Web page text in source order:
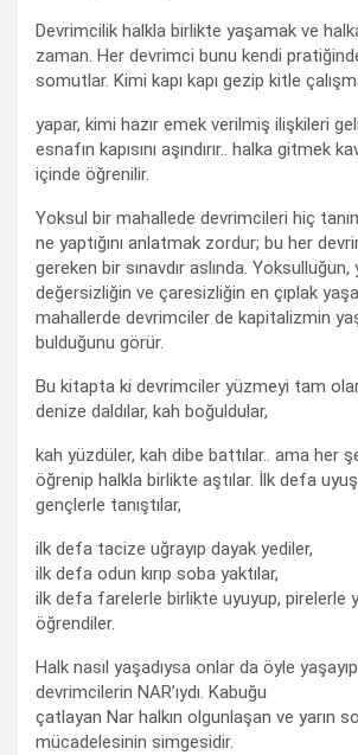
Devrimcilik halkla birlikte yaşamak ve
zaman. Her devrimci bunu kendi
somutlar. Kimi kapı kapı gezip kitle
yapar, kimi hazır emek verilmiş ilişkileri
esnafın kapısını aşındırır.. halka gitmek
içinde öğrenilir.
Yoksul bir mahallede devrimcileri hiç
ne yaptığını anlatmak zordur; bu her
gereken bir sınavdır aslında. Yoksulluğun,
değersizliğin ve çaresizliğin en çıplak
mahallerde devrimciler de kapitalizmin
bulduğunu görür.
Bu kitapta ki devrimciler yüzmeyi tam
denize daldılar, kah boğuldular,
kah yüzdüler, kah dibe battılar.. ama her
öğrenip halkla birlikte aştılar. İlk defa
gençlerle tanıştılar,
ilk defa tacize uğrayıp dayak yediler,
ilk defa odun kırıp soba yaktılar,
ilk defa farelerle birlikte uyuyup, pirelerle
öğrendiler.
Halk nasıl yaşadıysa onlar da öyle
devrimcilerin NAR’ıydı. Kabuğu
çatlayan Nar halkın olgunlaşan ve yarın
mücadelesinin simgesidir.